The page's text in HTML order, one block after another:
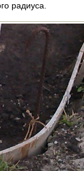
радиуса.